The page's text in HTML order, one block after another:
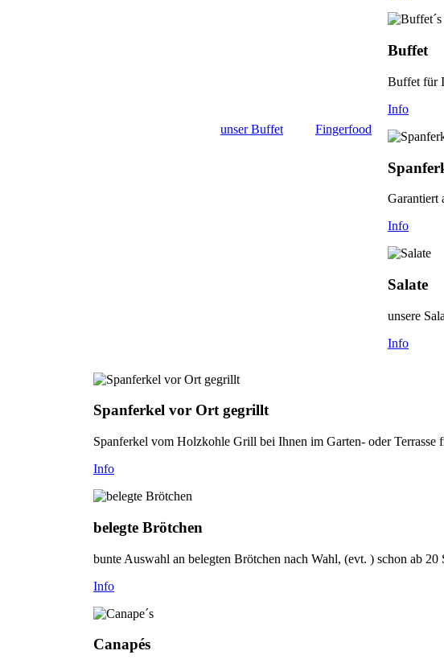
unser Buffet Fingerfood
Buffet
Buffet für
Info
Garantiert
Info
Salate
unsere
Info
Spanferkel vor Ort gegrillt
Spanferkel vom Holzkohle Grill bei Ihnen im Garten- oder Terrasse
Info
belegte Brötchen
bunte Auswahl an belegten Brötchen nach Wahl, (evt. ) schon ab 20
Info
Canapés